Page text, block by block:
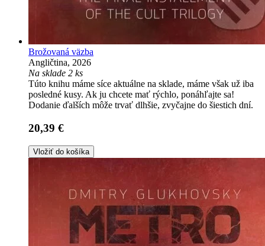
Brožovaná väzba
Angličtina, 2026
Na sklade 2 ks
Túto knihu máme síce aktuálne na sklade, máme však už iba
posledné kusy. Ak ju chcete mať rýchlo, ponáhľajte sa!
Dodanie ďalších môže trvať dlhšie, zvyčajne do šiestich dní.
20,39 €
Vložiť do košíka